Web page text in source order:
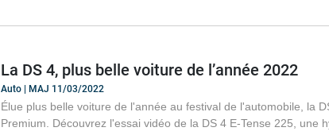
La DS 4, plus belle voiture de l’année 2022
Auto | MAJ 11/03/2022
Élue plus belle voiture de l'année au festival de l'automobile, la
Premium. Découvrez l'essai vidéo de la DS 4 E-Tense 225, une